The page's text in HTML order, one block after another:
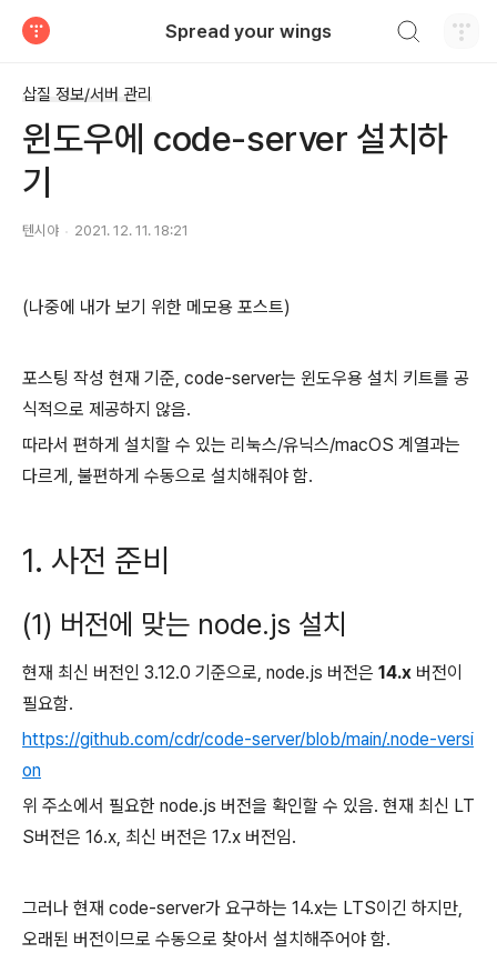
Spread your wings
삽질 정보/서버 관리
윈도우에 code-server 설치하
기
텐시야 2021. 12. 11. 18:21
(나중에 내가 보기 위한 메모용 포스트)
포스팅 작성 현재 기준, code-server는 윈도우용 설치 키트를 공
식적으로 제공하지 않음.
따라서 편하게 설치할 수 있는 리눅스/유닉스/macOS 계열과는
다르게, 불편하게 수동으로 설치해줘야 함.
1. 사전 준비
(1) 버전에 맞는 node.js 설치
현재 최신 버전인 3.12.0 기준으로, node.js 버전은 14.x 버전이
필요함.
https://github.com/cdr/code-server/blob/main/.node-versi
on
위 주소에서 필요한 node.js 버전을 확인할 수 있음. 현재 최신 LT
S버전은 16.x, 최신 버전은 17.x 버전임.
그러나 현재 code-server가 요구하는 14.x는 LTS이긴 하지만,
오래된 버전이므로 수동으로 찾아서 설치해주어야 함.